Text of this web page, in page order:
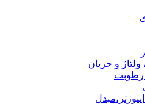
ولتاژ و جریان
رطوبت